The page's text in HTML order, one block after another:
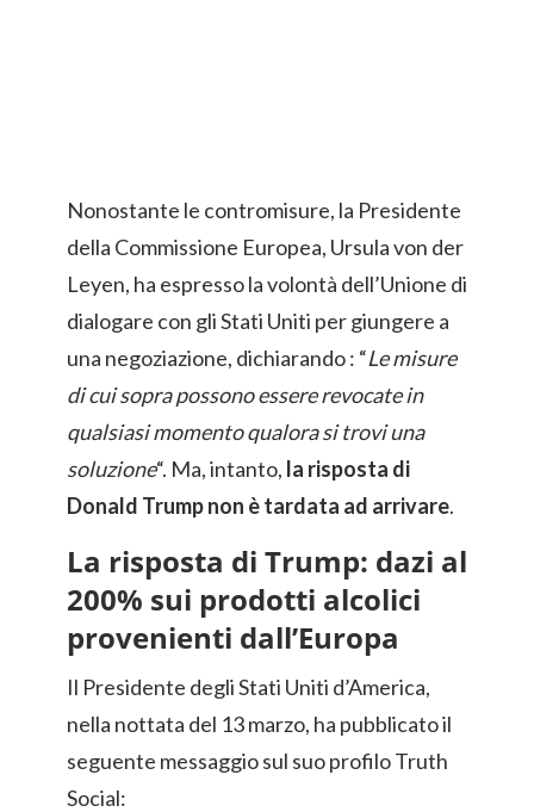
Nonostante le contromisure, la Presidente
della Commissione Europea, Ursula von der
Leyen, ha espresso la volontà dell’Unione di
dialogare con gli Stati Uniti per giungere a
una negoziazione, dichiarando : “Le misure
di cui sopra possono essere revocate in
qualsiasi momento qualora si trovi una
soluzione“. Ma, intanto, la risposta di
Donald Trump non è tardata ad arrivare.
La risposta di Trump: dazi al
200% sui prodotti alcolici
provenienti dall’Europa
Il Presidente degli Stati Uniti d’America,
nella nottata del 13 marzo, ha pubblicato il
seguente messaggio sul suo profilo Truth
Social: